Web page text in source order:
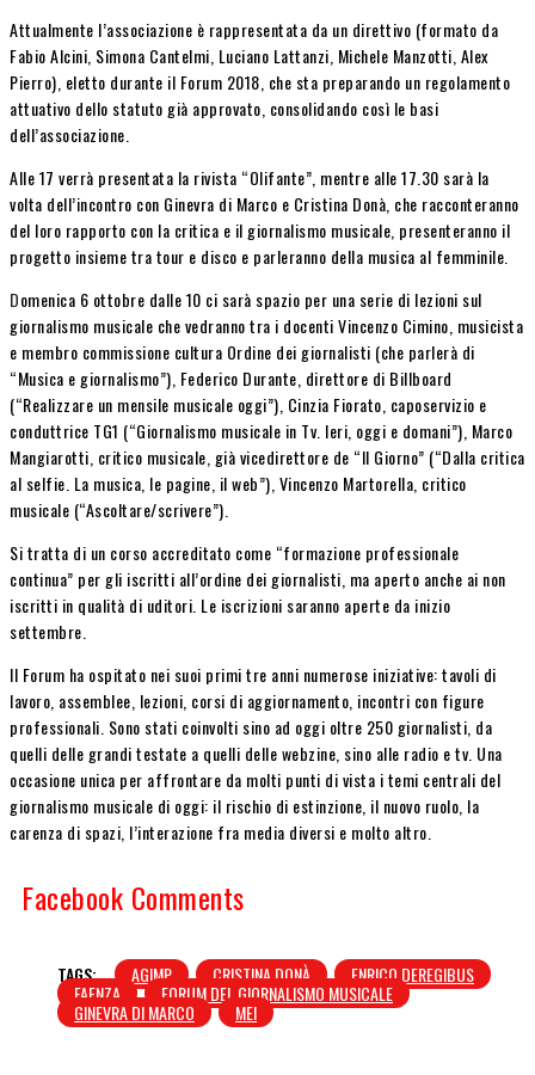
Attualmente l’associazione è rappresentata da un direttivo (formato da
Fabio Alcini, Simona Cantelmi, Luciano Lattanzi, Michele Manzotti, Alex
Pierro), eletto durante il Forum 2018, che sta preparando un regolamento
attuativo dello statuto già approvato, consolidando così le basi
dell’associazione.
Alle 17 verrà presentata la rivista “Olifante”, mentre alle 17.30 sarà la
volta dell’incontro con Ginevra di Marco e Cristina Donà, che racconteranno
del loro rapporto con la critica e il giornalismo musicale, presenteranno il
progetto insieme tra tour e disco e parleranno della musica al femminile.
Domenica 6 ottobre dalle 10 ci sarà spazio per una serie di lezioni sul
giornalismo musicale che vedranno tra i docenti Vincenzo Cimino, musicista
e membro commissione cultura Ordine dei giornalisti (che parlerà di
“Musica e giornalismo”), Federico Durante, direttore di Billboard
(“Realizzare un mensile musicale oggi”), Cinzia Fiorato, caposervizio e
conduttrice TG1 (“Giornalismo musicale in Tv. Ieri, oggi e domani”), Marco
Mangiarotti, critico musicale, già vicedirettore de “Il Giorno” (“Dalla critica
al selfie. La musica, le pagine, il web”), Vincenzo Martorella, critico
musicale (“Ascoltare/scrivere”).
Si tratta di un corso accreditato come “formazione professionale
continua” per gli iscritti all’ordine dei giornalisti, ma aperto anche ai non
iscritti in qualità di uditori. Le iscrizioni saranno aperte da inizio
settembre.
Il Forum ha ospitato nei suoi primi tre anni numerose iniziative: tavoli di
lavoro, assemblee, lezioni, corsi di aggiornamento, incontri con figure
professionali. Sono stati coinvolti sino ad oggi oltre 250 giornalisti, da
quelli delle grandi testate a quelli delle webzine, sino alle radio e tv. Una
occasione unica per affrontare da molti punti di vista i temi centrali del
giornalismo musicale di oggi: il rischio di estinzione, il nuovo ruolo, la
carenza di spazi, l’interazione fra media diversi e molto altro.
Facebook Comments
TAGS: AGIMP CRISTINA DONÀ ENRICO DEREGIBUS
FAENZA FORUM DEL GIORNALISMO MUSICALE
GINEVRA DI MARCO MEI